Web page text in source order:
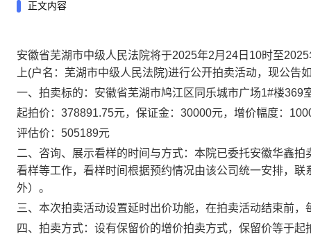
正文内容
安徽省芜湖市中级人民法院将于2025年2月 24 日 10时至2025
上(户名：芜湖市中级人民法院)进行公开拍卖活动，现公告
一、拍卖标的：安徽省芜湖市鸠江区同乐城市广场1#楼369
起拍价： 378891.75元，保证金： 30000元，增价幅度：
评估价： 505189元
二、咨询、展示看样的时间与方式：本院已委托安徽华鑫
看样等工作，看样时间根据预约情况由该公司统一安排，
外）。
三、本次拍卖活动设置延时出价功能，在拍卖活动结束前，
四、拍卖方式：设有保留价的增价拍卖方式，保留价等于